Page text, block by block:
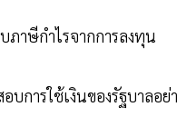
ภาษีกำไรจากการลงทุน
การใช้เงินของรัฐบาลอย่